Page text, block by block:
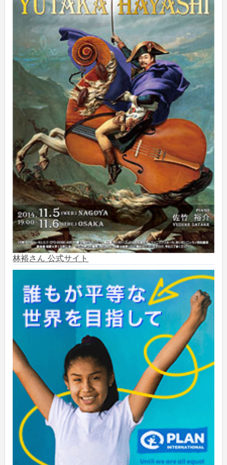
2025年3月 (1)
2025年2月
2025年1月 (3)
2024年12月
2024年11月
2024年10月 (5)
2024年9月 (6)
2024年8月 (10)
2024年7月 (1)
2024年6月 (6)
2024年5月 (4)
2024年2月 (1)
2023年8月 (1)
2023年5月 (2)
2023年4月
2022年1月
2021年5月 (3)
林裕さん 公式サイト